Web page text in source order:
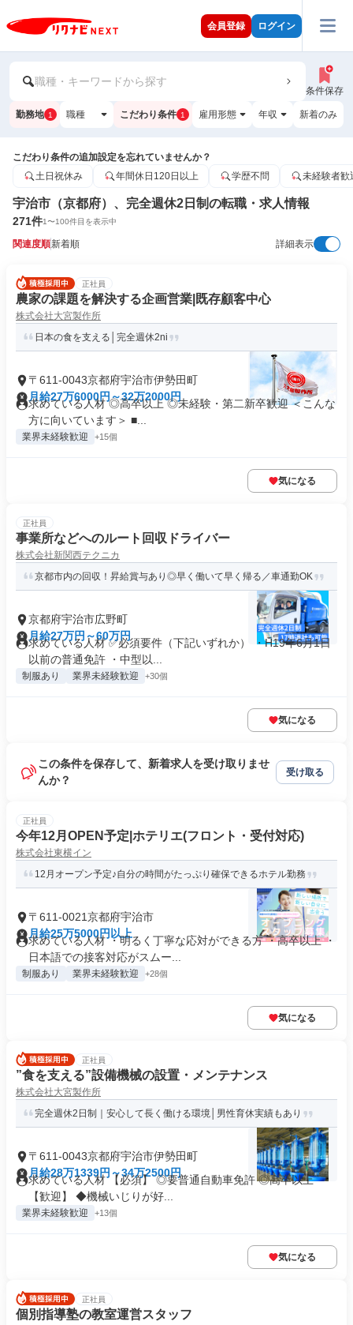
会員登録 ログイン
職種・キーワードから探す
条件保存
勤務地 1 職種 こだわり条件 1 雇用形態 年収 新着のみ
こだわり条件の追加設定を忘れていませんか？
土日祝休み
年間休日120日以上 学歴不問 未経験者歓
宇治市（京都府）、完全週休2日制の転職・求人情報
271件1〜100件目を表示中
関連度順新着順 詳細表示
正社員
農家の課題を解決する企画営業|既存顧客中心
株式会社大宮製作所
日本の食を支える│完全週休2ni
〒611-0043京都府宇治市伊勢田町
月給27万6000円～32万2000円
求めている人材 ◎高卒以上 ◎未経験・第二新卒歓迎 ＜こんな
方に向いています＞ ■...
業界未経験歓迎 +15個
気になる
正社員
事業所などへのルート回収ドライバー
株式会社新関西テクニカ
京都市内の回収！昇給賞与あり◎早く働いて早く帰る／車通勤OK
京都府宇治市広野町
月給27万円～60万円
求めている人材 ✅必須要件（下記いずれか） ・H19年6月1日
以前の普通免許 ・中型以...
制服あり 業界未経験歓迎 +30個
気になる
この条件を保存して、新着求人を受け取りませ
んか？
受け取る
正社員
今年12月OPEN予定|ホテリエ(フロント・受付対応)
株式会社東横イン
12月オープン予定♪自分の時間がたっぷり確保できるホテル勤務
〒611-0021京都府宇治市
月給25万5000円以上
求めている人材 ・明るく丁寧な応対ができる方 ・高卒以上 ・
日本語での接客対応がスムー...
制服あり 業界未経験歓迎 +28個
気になる
正社員
”食を支える”設備機械の設置・メンテナンス
株式会社大宮製作所
完全週休2日制｜安心して長く働ける環境│男性育休実績もあり
〒611-0043京都府宇治市伊勢田町
月給28万1339円～34万2500円
求めている人材 【必須】 ◎要普通自動車免許 ◎高卒以上
【歓迎】 ◆機械いじりが好...
業界未経験歓迎 +13個
気になる
正社員
個別指導塾の教室運営スタッフ